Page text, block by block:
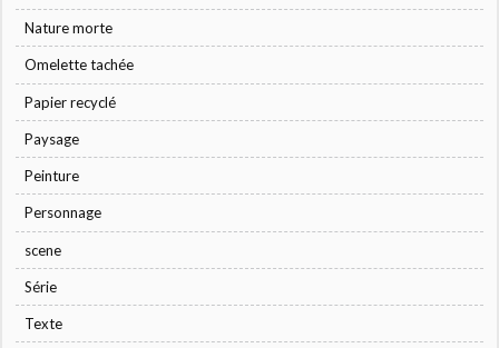
Nature morte
Omelette tachée
Papier recyclé
Paysage
Peinture
Personnage
scene
Série
Texte